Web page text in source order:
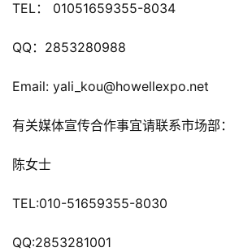
十
届
茶
7
月
TEL： 01051659355-8034
QQ：2853280988
Email: yali_kou@howellexpo.net
有关媒体宣传合作事宜请联系市场部：
陈女士
TEL:010-51659355-8030
QQ:2853281001